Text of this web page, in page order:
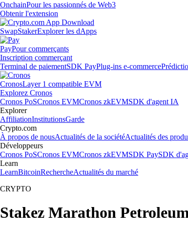
OnchainPour les passionnés de Web3
Obtenir l'extension
SwapStakerExplorer les dApps
PayPour commerçants
Inscription commerçant
Terminal de paiementSDK PayPlug-ins e-commerce
CronosLayer 1 compatible EVM
Explorez Cronos
Cronos PoSCronos EVMCronos zkEVMSDK d'agent IA
Explorer
AffiliationInstitutionsGarde
Crypto.com
À propos de nousActualités de la sociétéActualités des
Développeurs
Cronos PoSCronos EVMCronos zkEVMSDK PaySDK
Learn
LearnBitcoinRechercheActualités du marché
CRYPTO
Stakez Marathon